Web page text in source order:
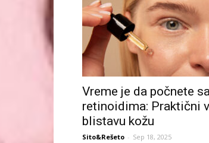
Vreme je da počnete sa
retinoidima: Praktični
blistavu kožu
Sito&Rešeto - Sep 18, 2025